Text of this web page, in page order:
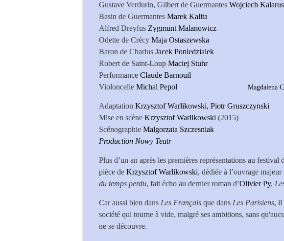
Gustave Verdurin, Gilbert de Guermantes Wojciech Kalarus
Basin de Guermantes Marek Kalita
Alfred Dreyfus Zygmunt Malanowicz
Odette de Crécy Maja Ostaszewska
Baron de Charlus Jacek Poniedzialek
Robert de Saint-Loup Maciej Stuhr
Performance Claude Barnouil
Violoncelle Michal Pepol Magdalena
Adaptation Krzysztof Warlikowski, Piotr Gruszczynski
Mise en scène Krzysztof Warlikowski (2015)
Scénographie Malgorzata Szczesniak
Production Nowy Teatr
Plus d’un an après les premières représentations au festival
pièce de Krzysztof Warlikowski, dédiée à l’ouvrage majeur
du temps perdu, fait écho au dernier roman d’Olivier Py,
Car aussi bien dans Les Français que dans Les Parisiens, il
société qui tourne à vide, malgré ses ambitions, sans
ne se découvre.